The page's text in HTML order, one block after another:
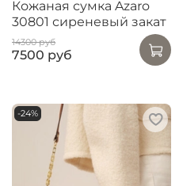
Кожаная сумка Azaro
30801 сиреневый закат
14300 руб
7500 руб
-24%